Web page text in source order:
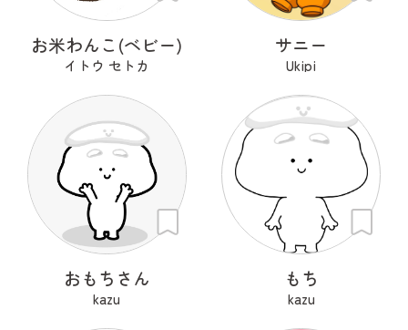
お米わんこ(ベビー)
イトウ セトカ
サニー
Ukipi
おもちさん
kazu
もち
kazu